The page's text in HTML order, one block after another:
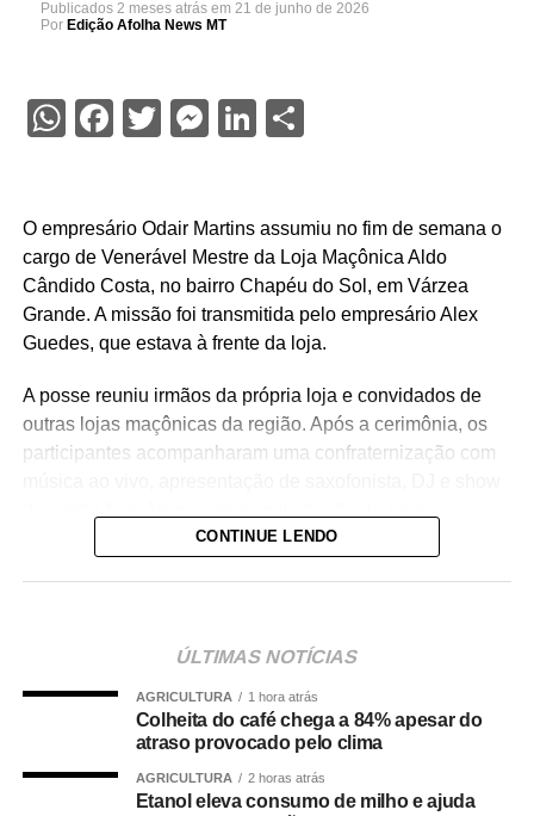
Publicados 2 meses atrás em 21 de junho de 2026
Por Edição Afolha News MT
WhatsApp
Facebook
Twitter
Messenger
LinkedIn
Share
O empresário Odair Martins assumiu no fim de semana o
cargo de Venerável Mestre da Loja Maçônica Aldo
Cândido Costa, no bairro Chapéu do Sol, em Várzea
Grande. A missão foi transmitida pelo empresário Alex
Guedes, que estava à frente da loja.
A posse reuniu irmãos da própria loja e convidados de
outras lojas maçônicas da região. Após a cerimônia, os
participantes acompanharam uma confraternização com
acompanhado de sua banda.
COMENTE ABAIXO:
WhatsApp
Facebook
Twitter
Messenger
LinkedIn
Share
CONTINUE LENDO
ÚLTIMAS NOTÍCIAS
AGRICULTURA 1 hora atrás
Colheita do café chega a 84% apesar do
atraso provocado pelo clima
AGRICULTURA 2 horas atrás
Etanol eleva consumo de milho e ajuda